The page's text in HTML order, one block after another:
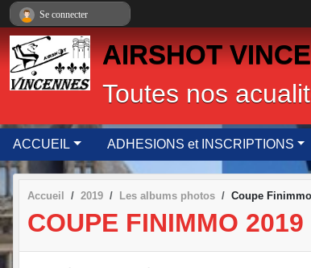
AIRSHOT
Toutes nos
ACCUEIL ADHESIONS et INSCRIPTIONS
Accueil 2019 Les albums photos Coupe
COUPE FINIMMO 2019
Se connecter
Panneau de gestion des cookies